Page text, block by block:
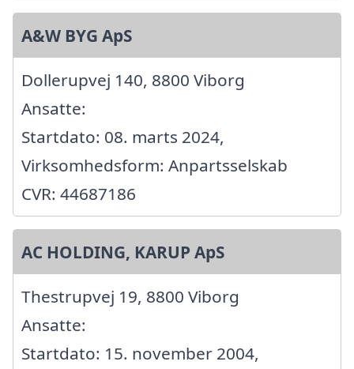
A&W BYG ApS
Dollerupvej 140, 8800 Viborg
Ansatte:
Startdato: 08. marts 2024,
Virksomhedsform: Anpartsselskab
CVR: 44687186
AC HOLDING, KARUP ApS
Thestrupvej 19, 8800 Viborg
Ansatte:
Startdato: 15. november 2004,